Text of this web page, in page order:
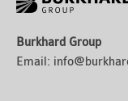
Burkhard Group
Email: